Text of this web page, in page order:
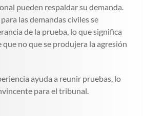
pueden respaldar su demanda.
las demandas civiles se
de la prueba, lo que significa
que no que se produjera la agresión
ayuda a reunir pruebas, lo
para el tribunal.